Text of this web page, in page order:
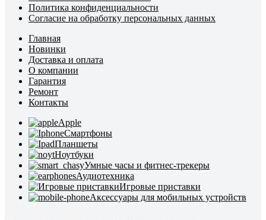
Политика конфиденциальности
Согласие на обработку персональных данных
Главная
Новинки
Доставка и оплата
О компании
Гарантия
Ремонт
Контакты
Apple
Смартфоны
Планшеты
Ноутбуки
Умные часы и фитнес-трекеры
Аудиотехника
Игровые приставки
Аксессуары для мобильных устройств